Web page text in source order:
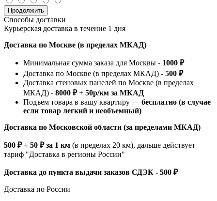
Продолжить
Способы доставки
Курьерская доставка в течение 1 дня
Доставка по Москве (в пределах МКАД)
Минимальная сумма заказа для Москвы - 1000 ₽
Доставка по Москве (в пределах МКАД) - 500 ₽
Доставка стеновых панелей по Москве (в пределах
МКАД) - 8000 ₽ + 50р/км за МКАД
Подъем товара в вашу квартиру — бесплатно (в случае
если товар легкий и необъемный)
Доставка по Московской области (за пределами МКАД)
500 ₽ + 50 ₽ за 1 км (в пределах 20 км), дальше действует
тариф "Доставка в регионы России"
Доставка до пункта выдачи заказов СДЭК - 500 ₽
Доставка по России